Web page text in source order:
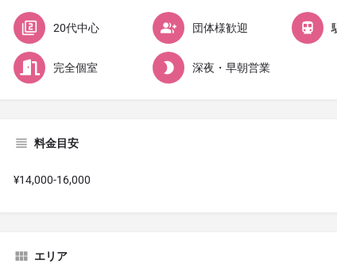
20代中心 団体様歓迎
完全個室 深夜・早朝営業
料金目安
¥14,000-16,000
エリア